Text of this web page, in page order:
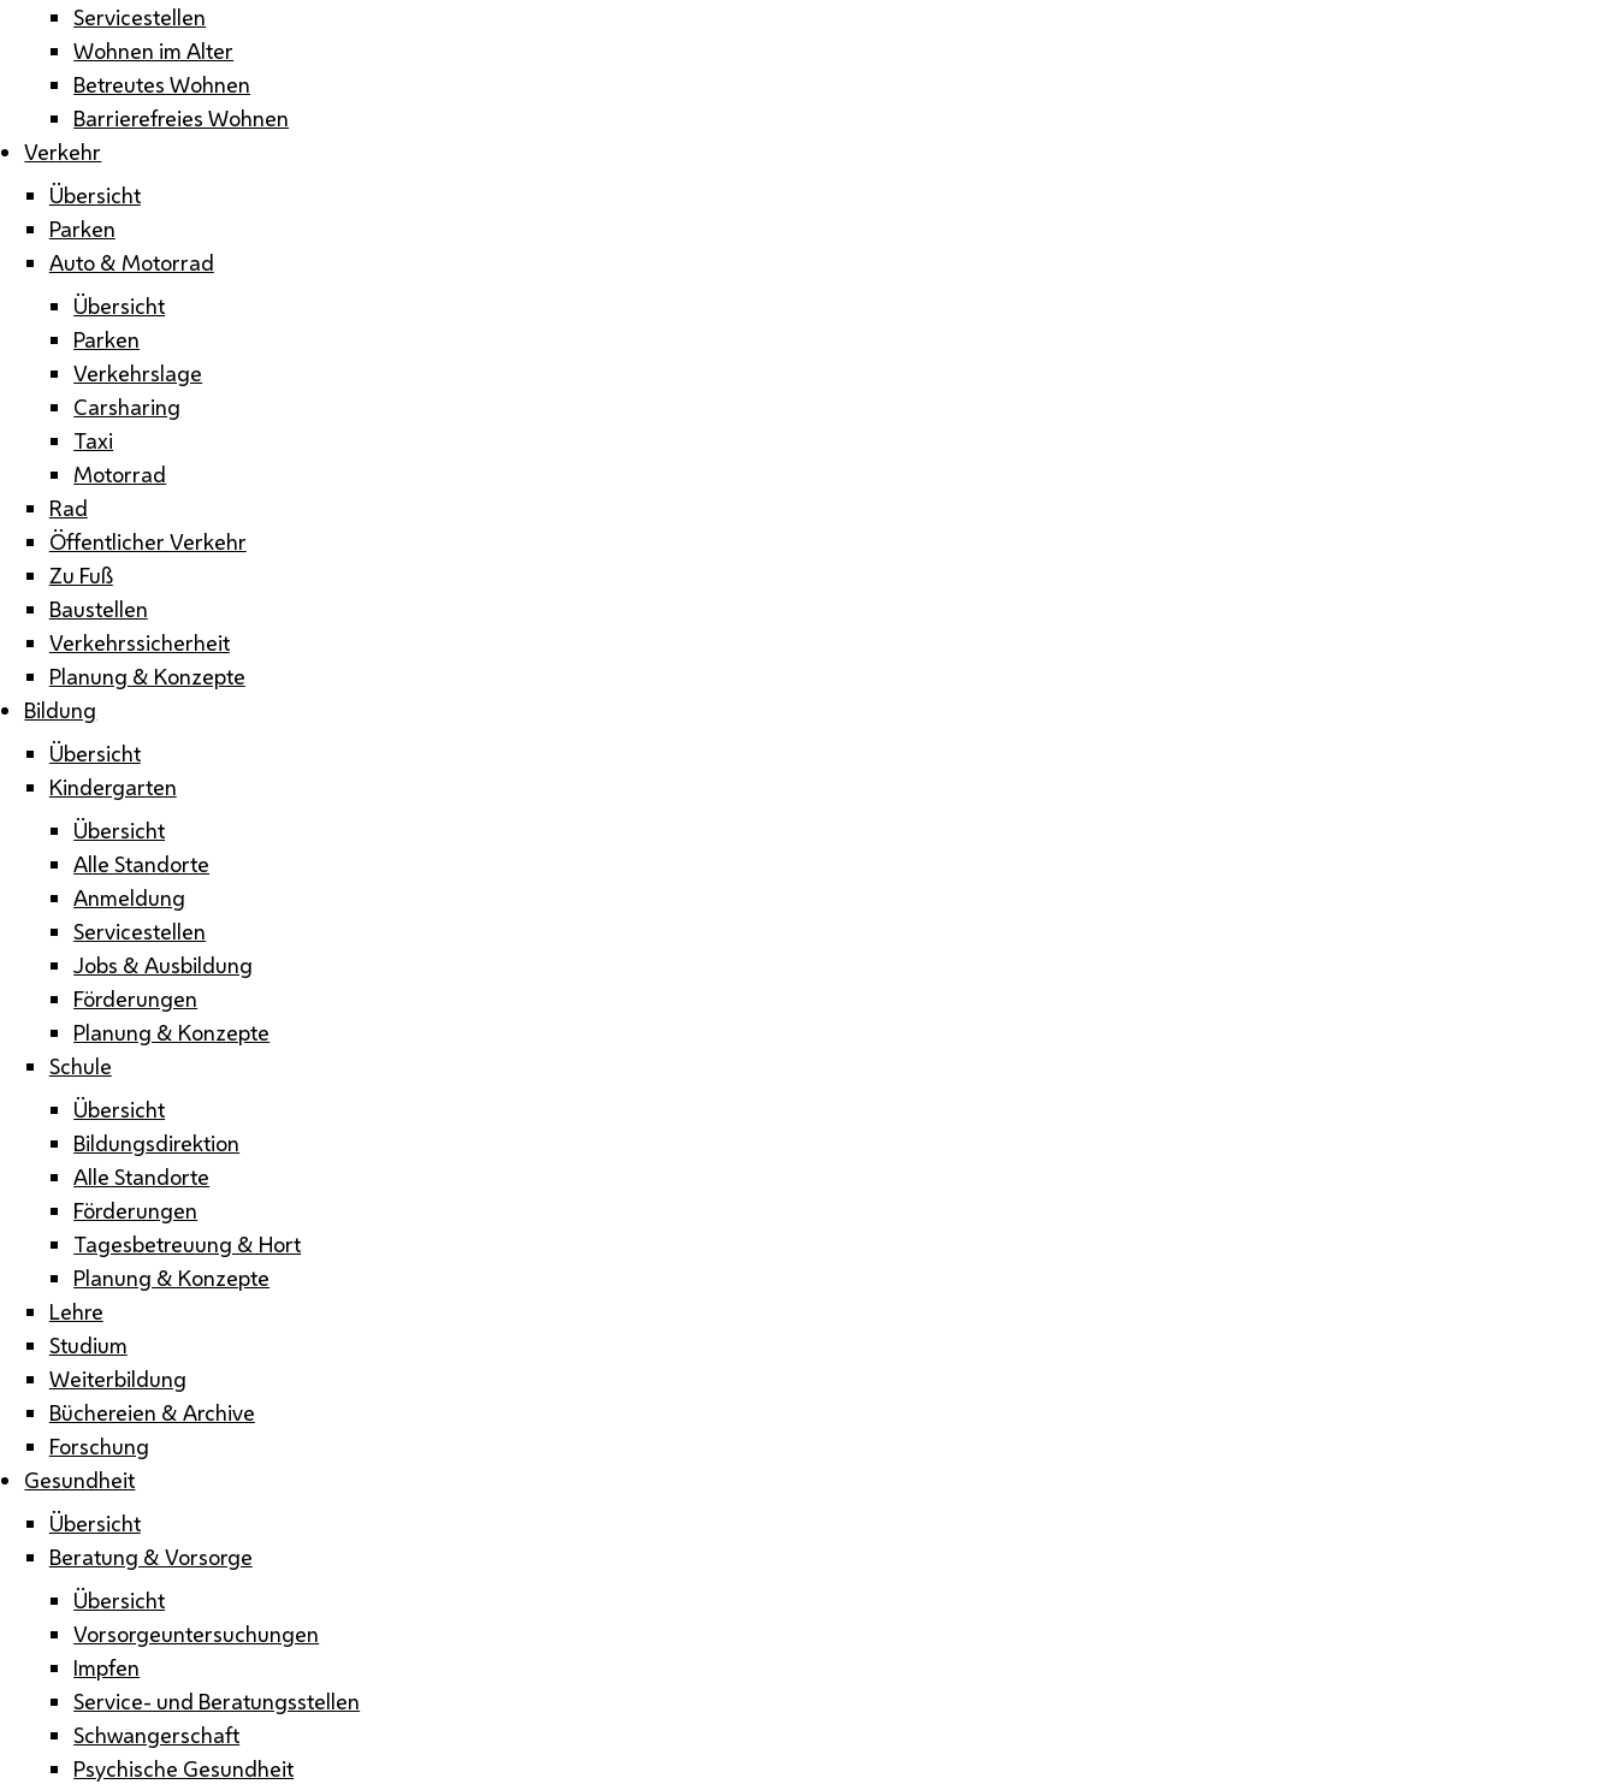
Servicestellen
Wohnen im Alter
Betreutes Wohnen
Barrierefreies Wohnen
Verkehr
Übersicht
Parken
Auto & Motorrad
Übersicht
Parken
Verkehrslage
Carsharing
Taxi
Motorrad
Rad
Öffentlicher Verkehr
Zu Fuß
Baustellen
Verkehrssicherheit
Planung & Konzepte
Bildung
Übersicht
Kindergarten
Übersicht
Alle Standorte
Anmeldung
Servicestellen
Jobs & Ausbildung
Förderungen
Planung & Konzepte
Schule
Übersicht
Bildungsdirektion
Alle Standorte
Förderungen
Tagesbetreuung & Hort
Planung & Konzepte
Lehre
Studium
Weiterbildung
Büchereien & Archive
Forschung
Gesundheit
Übersicht
Beratung & Vorsorge
Übersicht
Vorsorgeuntersuchungen
Impfen
Service- und Beratungsstellen
Schwangerschaft
Psychische Gesundheit